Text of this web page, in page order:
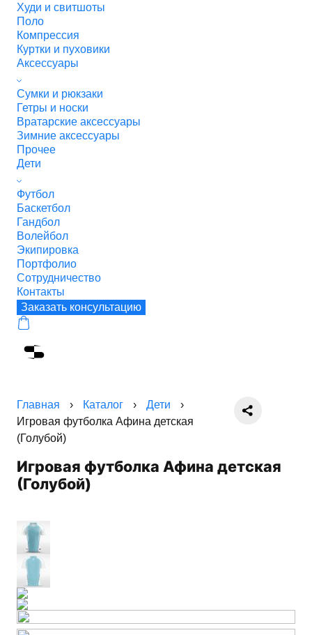
Худи и свитшоты
Поло
Компрессия
Куртки и пуховики
Аксессуары
Сумки и рюкзаки
Гетры и носки
Вратарские аксессуары
Зимние аксессуары
Прочее
Дети
Футбол
Баскетбол
Гандбол
Волейбол
Экипировка
Портфолио
Сотрудничество
Контакты
Заказать консультацию
Главная › Каталог › Дети
›
Игровая футболка Афина детская
(Голубой)
Игровая футболка Афина детская
(Голубой)